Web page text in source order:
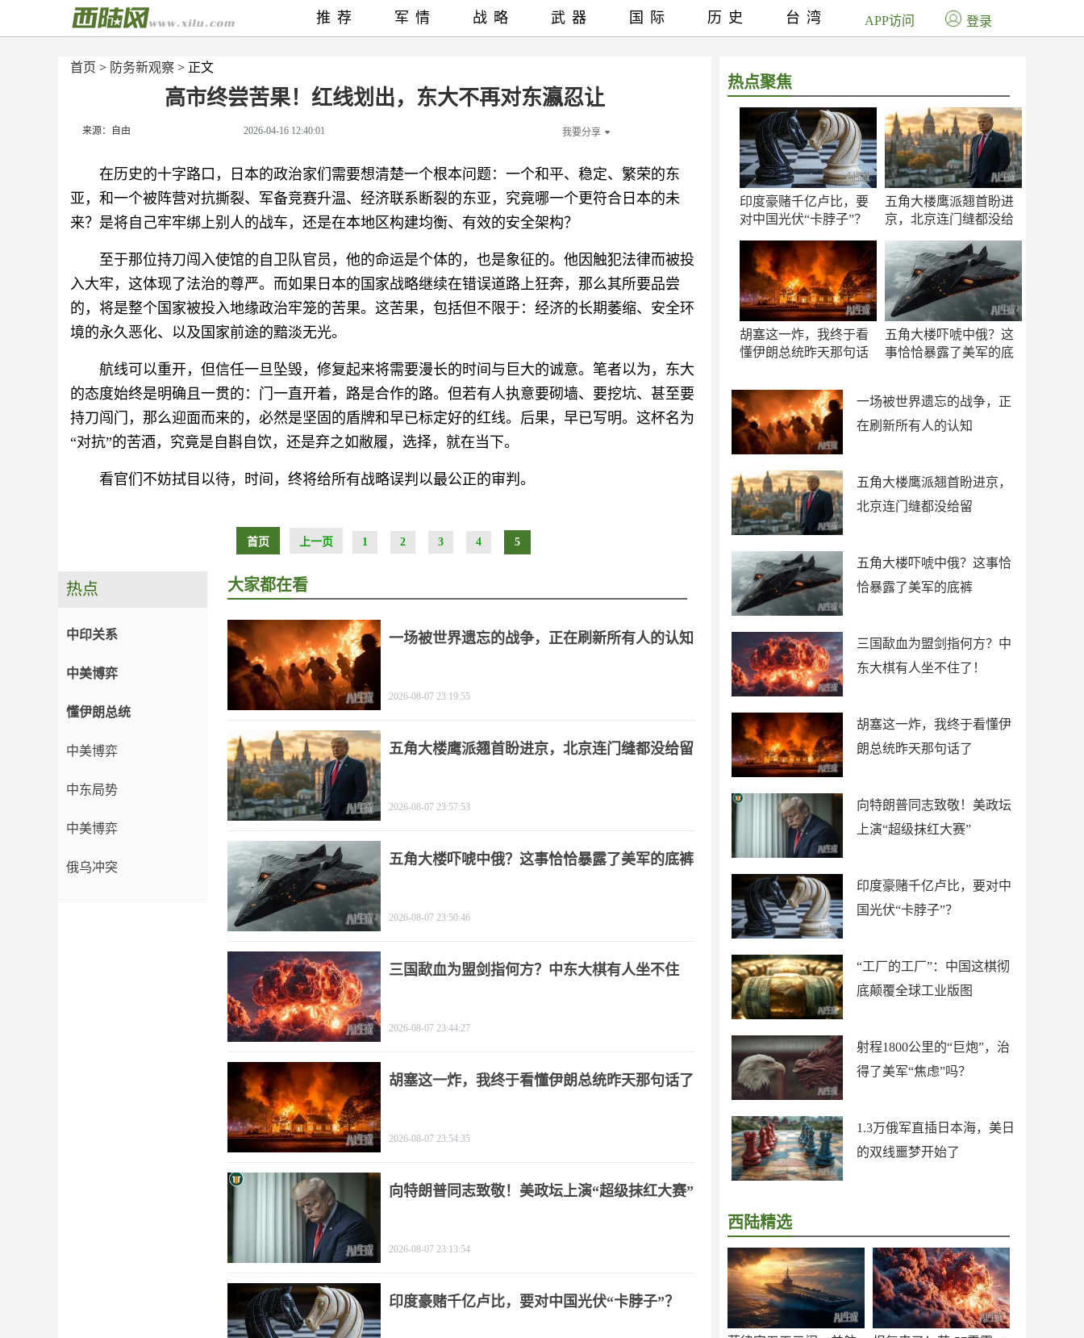
首页 > 防务新观察 > 正文
高市终尝苦果！红线划出，东大不再对东瀛忍让
来源：自由 2026-04-16 12:40:01 我要分享
在历史的十字路口，日本的政治家们需要想清楚一个根本问题：一个和平、稳定、繁荣的东
亚，和一个被阵营对抗撕裂、军备竞赛升温、经济联系断裂的东亚，究竟哪一个更符合日本的未
来？是将自己牢牢绑上别人的战车，还是在本地区构建均衡、有效的安全架构？
至于那位持刀闯入使馆的自卫队官员，他的命运是个体的，也是象征的。他因触犯法律而被投
入大牢，这体现了法治的尊严。而如果日本的国家战略继续在错误道路上狂奔，那么其所要品尝
的，将是整个国家被投入地缘政治牢笼的苦果。这苦果，包括但不限于：经济的长期萎缩、安全环
境的永久恶化、以及国家前途的黯淡无光。
航线可以重开，但信任一旦坠毁，修复起来将需要漫长的时间与巨大的诚意。笔者以为，东大
的态度始终是明确且一贯的：门一直开着，路是合作的路。但若有人执意要砌墙、要挖坑、甚至要
持刀闯门，那么迎面而来的，必然是坚固的盾牌和早已标定好的红线。后果，早已写明。这杯名为
“对抗”的苦酒，究竟是自斟自饮，还是弃之如敝履，选择，就在当下。
看官们不妨拭目以待，时间，终将给所有战略误判以最公正的审判。
首页 上一页 1 2 3 4 5
热点聚焦
印度豪赌千亿卢比，要
对中国光伏“卡脖子”？
五角大楼鹰派翘首盼进
京，北京连门缝都没给
胡塞这一炸，我终于看
懂伊朗总统昨天那句话
五角大楼吓唬中俄？这
事恰恰暴露了美军的底
一场被世界遗忘的战争，正
在刷新所有人的认知
五角大楼鹰派翘首盼进京，
北京连门缝都没给留
五角大楼吓唬中俄？这事恰
恰暴露了美军的底裤
三国歃血为盟剑指何方？中
东大棋有人坐不住了！
胡塞这一炸，我终于看懂伊
朗总统昨天那句话了
向特朗普同志致敬！美政坛
上演“超级抹红大赛”
印度豪赌千亿卢比，要对中
国光伏“卡脖子”？
“工厂的工厂”：中国这棋彻
底颠覆全球工业版图
射程1800公里的“巨炮”，治
得了美军“焦虑”吗？
1.3万俄军直插日本海，美日
的双线噩梦开始了
西陆精选
推荐 军情 战略 武器 国际 历史 台湾 APP访问 登录
热点
中印关系
中美博弈
懂伊朗总统
中美博弈
中东局势
中美博弈
俄乌冲突
大家都在看
一场被世界遗忘的战争，正在刷新所有人的认知
2026-08-07 23:19:55
五角大楼鹰派翘首盼进京，北京连门缝都没给留
2026-08-07 23:57:53
五角大楼吓唬中俄？这事恰恰暴露了美军的底裤
2026-08-07 23:50:46
三国歃血为盟剑指何方？中东大棋有人坐不住
2026-08-07 23:44:27
胡塞这一炸，我终于看懂伊朗总统昨天那句话了
2026-08-07 23:54:35
向特朗普同志致敬！美政坛上演“超级抹红大赛”
2026-08-07 23:13:54
印度豪赌千亿卢比，要对中国光伏“卡脖子”？